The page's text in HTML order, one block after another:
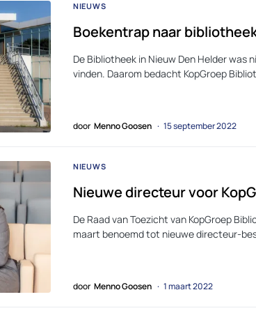
NIEUWS
Boekentrap naar
De Bibliotheek in Nieuw Den Helder was
vinden. Daarom bedacht KopGroep
door Menno Goosen 15 september 2022
NIEUWS
Nieuwe directeur voor
De Raad van Toezicht van KopGroep
maart benoemd tot nieuwe directeur-
door Menno Goosen 1 maart 2022